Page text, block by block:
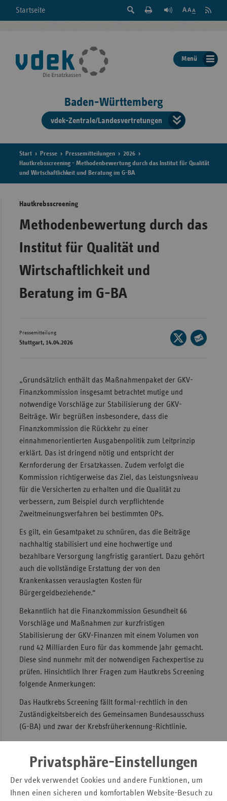
Privatsphäre-Einstellungen
Der vdek verwendet Cookies und andere Funktionen, um
Ihnen einen sicheren und komfortablen Website-Besuch zu
Startseite
Suche
der
Seite
Feed
Menü
Baden-Württemberg
vdek-Zentrale/Landesvertretungen
der
Start Presse Pressemitteilungen
2026
Hautkrebsscreening - Methodenbewertung durch das Institut für Qualität
und Wirtschaftlichkeit und Beratung im G-BA
Hautkrebsscreening
Methodenbewertung durch das
Institut für Qualität und
Wirtschaftlichkeit und
Beratung im G-BA
Pressemitteilung
Stuttgart, 14.04.2026
Seite
auf
„Grundsätzlich enthält das Maßnahmenpaket der GKV-
Finanzkommission insgesamt betrachtet mutige und
notwendige Vorschläge zur Stabilisierung der GKV-
Beiträge. Wir begrüßen insbesondere, dass die
Finanzkommission die Rückkehr zu einer
einnahmenorientierten Ausgabenpolitik zum Leitprinzip
erklärt. Das ist dringend nötig und entspricht der
Kernforderung der Ersatzkassen. Zudem verfolgt die
Kommission richtigerweise das Ziel, das Leistungsniveau
für die Versicherten zu erhalten und die Qualität zu
verbessern, zum Beispiel durch verpflichtende
Zweitmeinungsverfahren bei bestimmten OPs.
Es gilt, ein Gesamtpaket zu schnüren, das die Beiträge
nachhaltig stabilisiert und eine hochwertige und
bezahlbare Versorgung langfristig garantiert. Dazu gehört
auch die vollständige Erstattung der von den
Krankenkassen verauslagten Kosten für
Bürgergeldbeziehende.“
Bekanntlich hat die Finanzkommission Gesundheit 66
Vorschläge und Maßnahmen zur kurzfristigen
Stabilisierung der GKV-Finanzen mit einem Volumen von
rund 42 Milliarden Euro für das kommende Jahr gemacht.
Diese sind nunmehr mit der notwendigen Fachexpertise zu
prüfen. Hinsichtlich Ihrer Fragen zum Hautkrebs Screening
folgende Anmerkungen:
Das Hautkrebs Screening fällt formal-rechtlich in den
Zuständigkeitsbereich des Gemeinsamen Bundesausschuss
(G-BA) und zwar der Krebsfrüherkennung-Richtlinie.
Link abrufbar:
https://www.g-ba.de/beschluesse/516/
Ob das Hautkrebsscreening vom G-BA tatsächlich